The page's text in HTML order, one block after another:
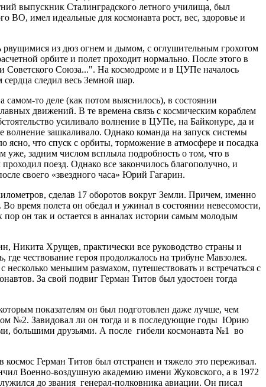
выпускник Сталинградского летного училища, был
имел идеальные для космонавта рост, вес, здоровье и
рвущимися из дюз огнем и дымом, с оглушительным грохотом
орбите и полет проходит нормально. После этого в
Советского Союза...". На космодроме и в ЦУПе началось
следил весь Земной шар.
то деле (как потом выяснилось), в состоянии
движений. В те времена связь с космическим кораблем
усиливало волнение в ЦУПе, на Байконуре, да и
зашкаливало. Однако команда на запуск системы
ясно, что спуск с орбиты, торможение в атмосфере и посадка
задним числом всплыла подробность о том, что в
поезд. Однако все закончилось благополучно, и
своего «звездного часа» Юрий Гагарин.
сделав 17 оборотов вокруг Земли. Причем, именно
время полета он обедал и ужинал в состоянии невесомости,
он так и остается в анналах истории самым молодым
Никита Хрущев, практически все руководство страны и
чествование героя продолжалось на трибуне Мавзолея.
меньшим размахом, путешествовать и встречаться с
За свой подвиг Герман Титов был удостоен тогда
показателям он был подготовлен даже лучше, чем
№2. Завидовал ли он тогда и в последующие годы Юрию
большими друзьями. А после гибели космонавта №1 во
Герман Титов был отстранен и тяжело это переживал.
Военно-воздушную академию имени Жуковского, а в 1972
до звания генерал-полковника авиации. Он писал